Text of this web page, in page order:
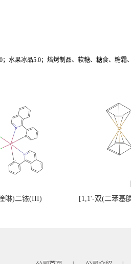
；水果冰品5.0；焙烤制品、软糖、糖食、糖霜
啉)二铱(III) [1,1'-双(二苯基